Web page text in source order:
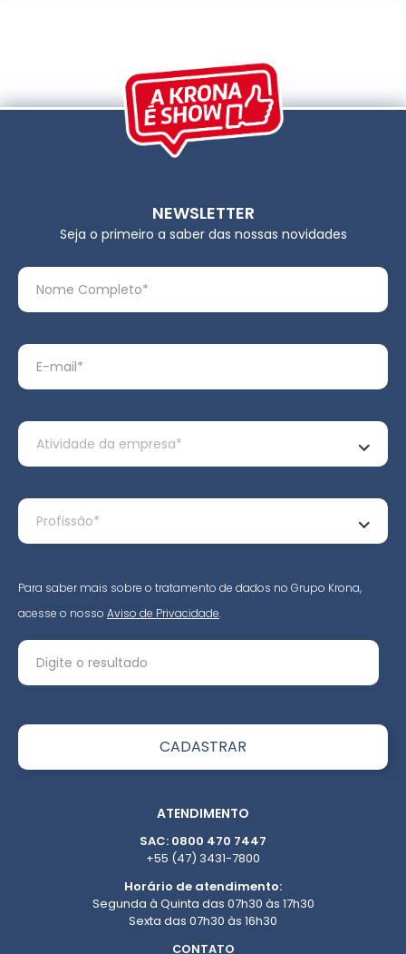
NEWSLETTER
Seja o primeiro a saber das nossas novidades
Para saber mais sobre o tratamento de dados no Grupo Krona,
acesse o nosso Aviso de Privacidade.
ATENDIMENTO
SAC: 0800 470 7447
+55 (47) 3431-7800
Horário de atendimento:
Segunda à Quinta das 07h30 às 17h30
Sexta das 07h30 às 16h30
CONTATO